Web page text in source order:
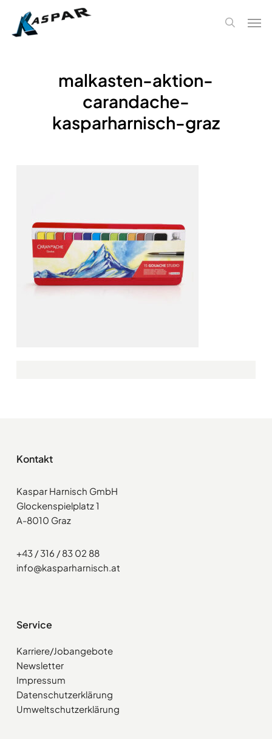
search
malkasten-aktion-
carandache-
kasparharnisch-graz
Kontakt
Kaspar Harnisch GmbH
Glockenspielplatz 1
A-8010 Graz
+43 / 316 / 83 02 88
info@kasparharnisch.at
Service
Karriere/Jobangebote
Newsletter
Impressum
Datenschutzerklärung
Umweltschutzerklärung